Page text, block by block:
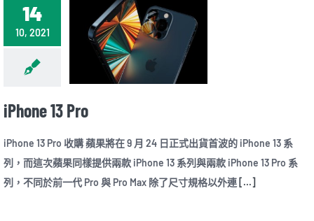
14
10, 2021
iPhone 13 Pro
iPhone 13 Pro 收購 蘋果將在 9 月 24 日正式出貨首波的 iPhone 13 系
列，而這次蘋果同樣提供兩款 iPhone 13 系列與兩款 iPhone 13 Pro 系
列，不同於前一代 Pro 與 Pro Max 除了尺寸規格以外連 [...]